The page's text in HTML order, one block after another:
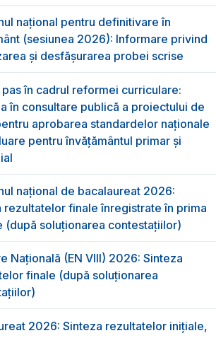
național pentru definitivare în
(sesiunea 2026): Informare privind
și desfășurarea probei scrise
pas în cadrul reformei curriculare:
în consultare publică a proiectului de
aprobarea standardelor naționale
pentru învățământul primar și
național de bacalaureat 2026:
rezultatelor finale înregistrate în prima
(după soluționarea contestațiilor)
Națională (EN VIII) 2026: Sinteza
finale (după soluționarea
2026: Sinteza rezultatelor inițiale,